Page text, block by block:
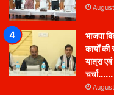
भाजपा
कार्यों
यात्रा
चर्चा……